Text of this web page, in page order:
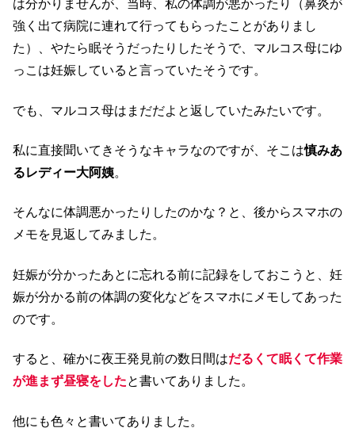
は分かりませんが、当時、私の体調が悪かったり（鼻炎が
強く出て病院に連れて行ってもらったことがありまし
た）、やたら眠そうだったりしたそうで、マルコス母にゆ
っこは妊娠していると言っていたそうです。
でも、マルコス母はまだだよと返していたみたいです。
私に直接聞いてきそうなキャラなのですが、そこは慎みあ
るレディー大阿姨。
そんなに体調悪かったりしたのかな？と、後からスマホの
メモを見返してみました。
妊娠が分かったあとに忘れる前に記録をしておこうと、妊
娠が分かる前の体調の変化などをスマホにメモしてあった
のです。
すると、確かに夜王発見前の数日間はだるくて眠くて作業
が進まず昼寝をしたと書いてありました。
他にも色々と書いてありました。